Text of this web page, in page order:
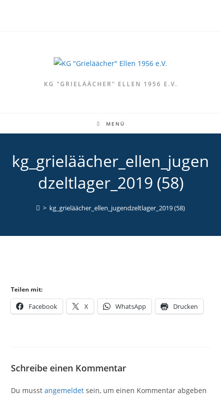
KG "GRIELÄÄCHER" ELLEN 1956 E.V.
MENÜ
kg_grieläächer_ellen_jugen
dzeltlager_2019 (58)
> kg_grieläächer_ellen_jugendzeltlager_2019 (58)
Teilen mit:
Facebook X WhatsApp Drucken
Schreibe einen Kommentar
Du musstangemeldet sein, um einen Kommentar abgeben